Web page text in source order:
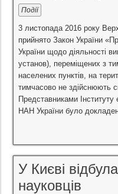
Події
3 листопада 2016 року
прийнято Закон України
України щодо діяльності
установ), переміщених з
населених пунктів, на
тимчасово не здійснюють
Представниками
НАН України було
У Києві
науковців